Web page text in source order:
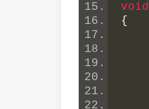
void
{